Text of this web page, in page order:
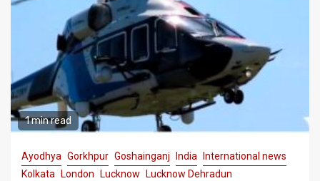
1 min read
Ayodhya Gorkhpur Goshainganj India
International news
Kolkata
London Lucknow
Lucknow Dehradun